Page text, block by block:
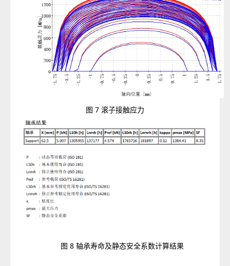
图 7 滚子接触应力
图 8 轴承寿命及静态安全系数计算结果